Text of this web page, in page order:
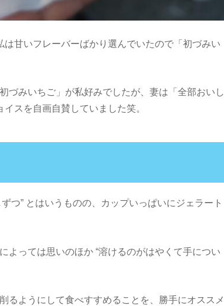
甘いフレーバーばかり選んでいたので「初づみい
づみいちご」が私好みでしたが、妻は「全部おいし
スを自画自賛していました笑。
つ” とはいうものの、カップいっぱいにジェラート
よっては思いのほか “溶けるのがはやくて手につい
るようにして食べすすめることを、勝手にオススメ